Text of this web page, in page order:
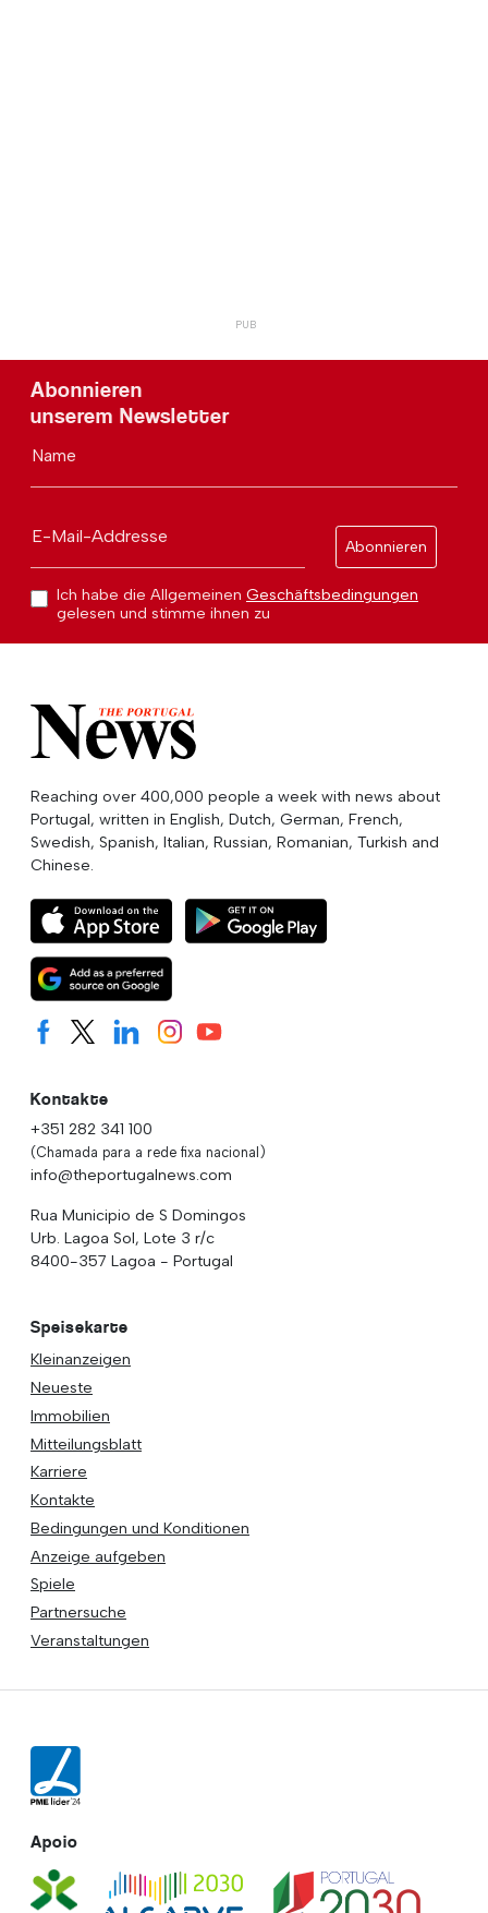
Abonnieren
unserem Newsletter
Name
E-Mail-Addresse
Abonnieren
Ich habe die Allgemeinen Geschäftsbedingungen
gelesen und stimme ihnen zu
Reaching over 400,000 people a week with news about
Portugal, written in English, Dutch, German, French,
Swedish, Spanish, Italian, Russian, Romanian, Turkish and
Chinese.
Kontakte
+351 282 341 100
(Chamada para a rede fixa nacional)
info@theportugalnews.com
Rua Municipio de S Domingos
Urb. Lagoa Sol, Lote 3 r/c
8400-357 Lagoa - Portugal
Speisekarte
Kleinanzeigen
Neueste
Immobilien
Mitteilungsblatt
Karriere
Kontakte
Bedingungen und Konditionen
Anzeige aufgeben
Spiele
Partnersuche
Veranstaltungen
Apoio